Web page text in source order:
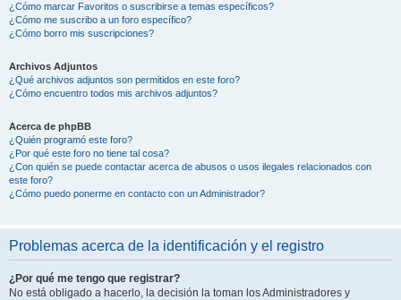
¿Cómo marcar Favoritos o suscribirse a temas específicos?
¿Cómo me suscribo a un foro específico?
¿Cómo borro mis suscripciones?
Archivos Adjuntos
¿Qué archivos adjuntos son permitidos en este foro?
¿Cómo encuentro todos mis archivos adjuntos?
Acerca de phpBB
¿Quién programó este foro?
¿Por qué este foro no tiene tal cosa?
¿Con quién se puede contactar acerca de abusos o usos ilegales relacionados con
este foro?
¿Cómo puedo ponerme en contacto con un Administrador?
Problemas acerca de la identificación y el registro
¿Por qué me tengo que registrar?
No está obligado a hacerlo, la decisión la toman los Administradores y